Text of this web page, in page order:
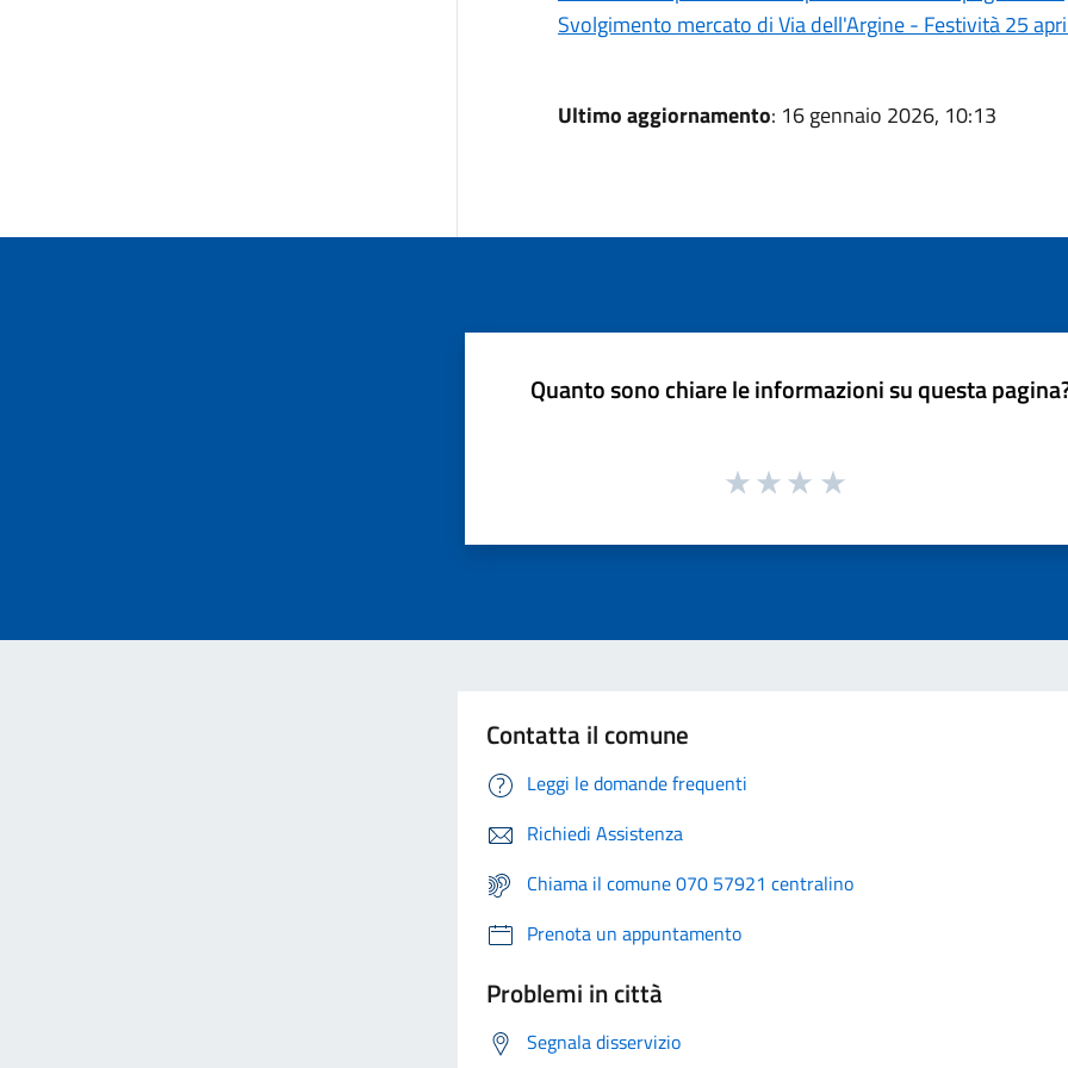
Svolgimento mercato di Via dell'Argine - Festività 25
Ultimo aggiornamento: 16 gennaio 2026, 10:13
Quanto sono chiare le informazioni su questa
Contatta il comune
Leggi le domande frequenti
Richiedi Assistenza
Chiama il comune 070 57921 centralino
Prenota un appuntamento
Problemi in città
Segnala disservizio